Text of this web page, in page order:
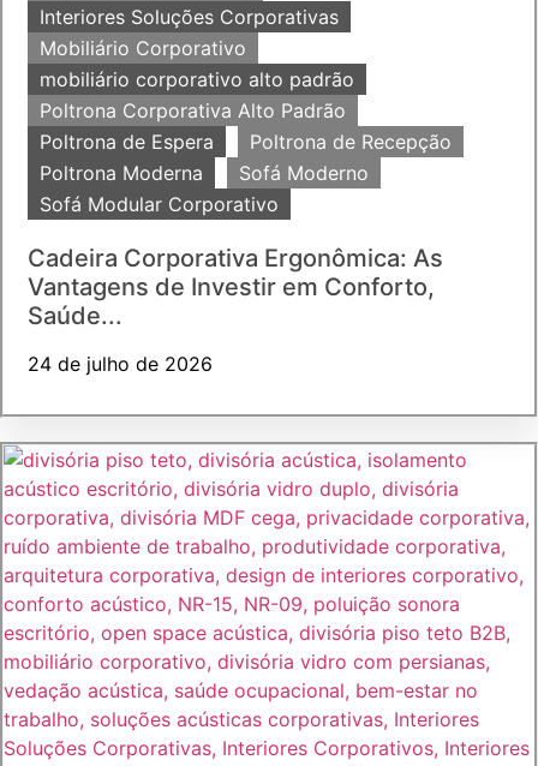
Interiores Soluções Corporativas
Mobiliário Corporativo
mobiliário corporativo alto padrão
Poltrona Corporativa Alto Padrão
Poltrona de Espera
Poltrona de Recepção
Poltrona Moderna
Sofá Moderno
Sofá Modular Corporativo
Cadeira Corporativa Ergonômica: As
Vantagens de Investir em Conforto,
Saúde...
24 de julho de 2026